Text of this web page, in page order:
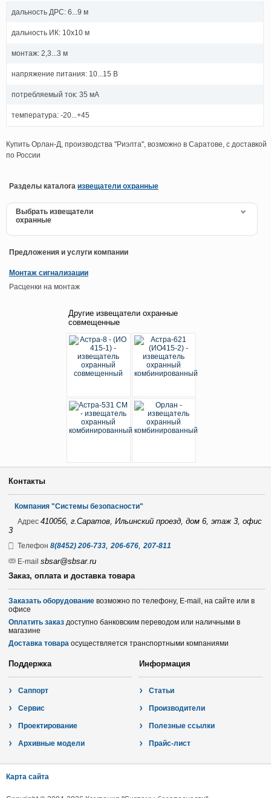
дальность ДРС: 6...9 м
дальность ИК: 10х10 м
монтаж: 2,3...3 м
напряжение питания: 10...15 В
потребляемый ток: 35 мА
температура: -20...+45
Купить Орлан-Д, производства "Риэлта", возможно в Саратове, с доставкой
по России
Разделы каталога извещатели охранные
Выбрать извещатели
охранные
Предложения и услуги компании
Монтаж сигнализации
Расценки на монтаж
Другие извещатели охранные
совмещенные
Контакты
Компания "Системы безопасности"
Адрес 410056, г.Саратов, Ильинский проезд, дом 6, этаж 3, офис
3
Телефон 8(8452) 206-733,206-676,207-811
E-mail sbsar@sbsar.ru
Заказ, оплата и доставка товара
Заказать оборудование возможно по телефону, E-mail, на сайте или в
офисе
Оплатить заказ доступно банковским переводом или наличными в
магазине
Доставка товара осуществляется транспортными компаниями
Поддержка
Саппорт
Сервис
Проектирование
Архивные модели
Информация
Статьи
Производители
Полезные ссылки
Прайс-лист
Карта сайта